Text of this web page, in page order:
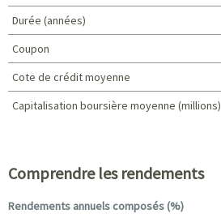
Durée (années)
Coupon
Cote de crédit moyenne
Capitalisation boursière moyenne (millions)
Comprendre les rendements
Rendements annuels composés (%)